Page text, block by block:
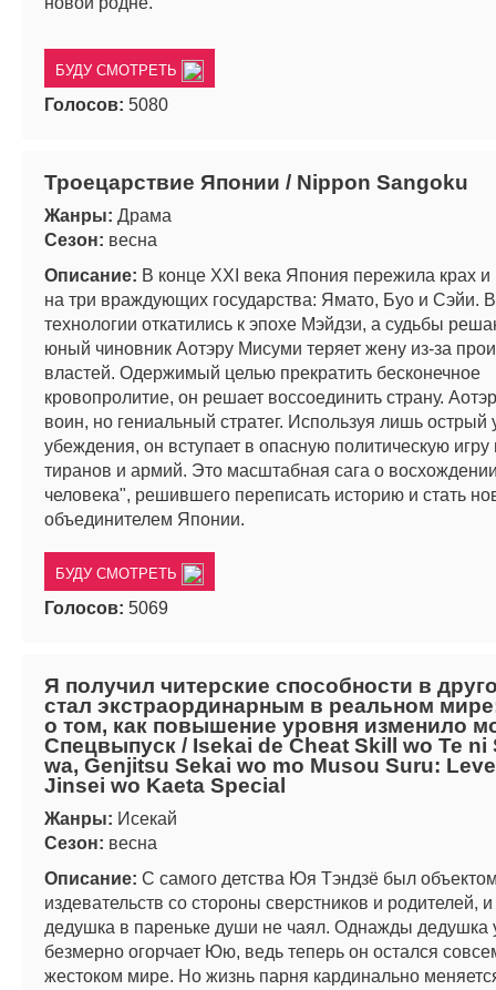
БУДУ СМОТРЕТЬ
Голосов: 5080
Троецарствие Японии / Nippon Sangoku
Жанры: Драма
Сезон: весна
Описание: В конце XXI века Япония пережила крах и
на три враждующих государства: Ямато, Буо и Сэйи.
технологии откатились к эпохе Мэйдзи, а судьбы
юный чиновник Аотэру Мисуми теряет жену из-за
властей. Одержимый целью прекратить бесконечное
кровопролитие, он решает воссоединить страну.
воин, но гениальный стратег. Используя лишь острый
убеждения, он вступает в опасную политическую игру
тиранов и армий. Это масштабная сага о
человека", решившего переписать историю и стать
объединителем Японии.
БУДУ СМОТРЕТЬ
Голосов: 5069
Я получил читерские способности в
стал экстраординарным в реальном
о том, как повышение уровня изменило
Спецвыпуск / Isekai de Cheat Skill wo Te ni
wa, Genjitsu Sekai wo mo Musou Suru:
Jinsei wo Kaeta Special
Жанры: Исекай
Сезон: весна
Описание: С самого детства Юя Тэндзё был
издевательств со стороны сверстников и родителей,
дедушка в пареньке души не чаял. Однажды дедушка
безмерно огорчает Юю, ведь теперь он остался
жестоком мире. Но жизнь парня кардинально